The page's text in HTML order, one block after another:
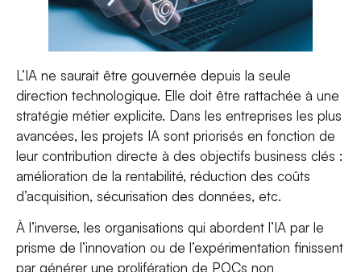
L’IA ne saurait être gouvernée depuis la seule
direction technologique. Elle doit être rattachée à une
stratégie métier explicite. Dans les entreprises les plus
avancées, les projets IA sont priorisés en fonction de
leur contribution directe à des objectifs business clés :
amélioration de la rentabilité, réduction des coûts
d’acquisition, sécurisation des données, etc.
À l’inverse, les organisations qui abordent l’IA par le
prisme de l’innovation ou de l’expérimentation finissent
par générer une prolifération de POCs non